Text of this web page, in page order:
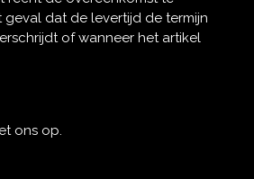
geval dat de levertijd de termijn
of wanneer het artikel
ons op.